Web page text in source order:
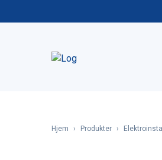
Hjem › Produkter ›